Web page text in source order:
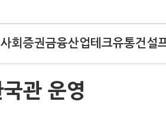
사회 증권금융산업테크유통건설
관 운영